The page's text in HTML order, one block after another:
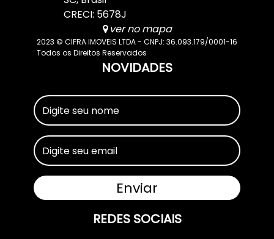
CRECI: 5678J
ver no mapa
2023 © CIFRA IMOVEIS LTDA - CNPJ: 36.093.179/0001-16
Todos os Direitos Reservados
NOVIDADES
REDES SOCIAIS